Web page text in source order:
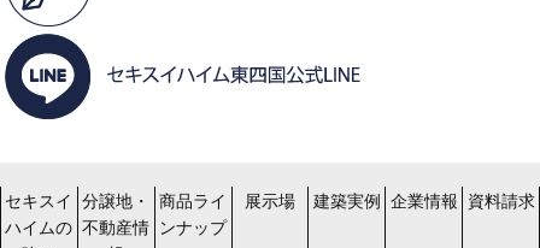
セキスイ
ハイムの
分譲地・
不動産情
商品ライ
ンナップ
展示場 建築実例 企業情報 資料請求